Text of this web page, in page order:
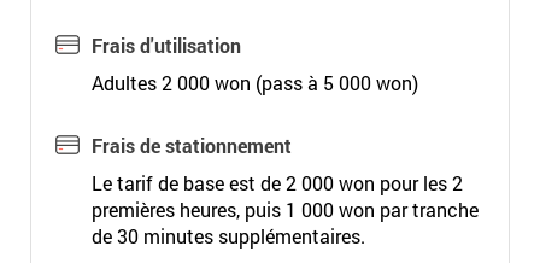
Frais d'utilisation
Adultes 2 000 won (pass à 5 000 won)
Frais de stationnement
Le tarif de base est de 2 000 won pour les 2
premières heures, puis 1 000 won par tranche
de 30 minutes supplémentaires.